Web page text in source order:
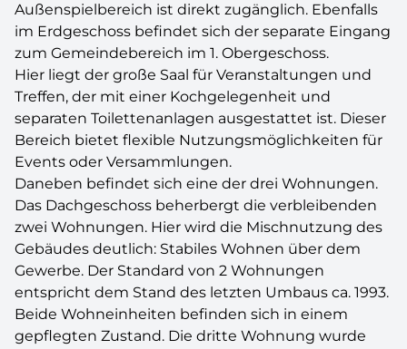
Außenspielbereich ist direkt zugänglich. Ebenfalls
im Erdgeschoss befindet sich der separate Eingang
zum Gemeindebereich im 1. Obergeschoss.
Hier liegt der große Saal für Veranstaltungen und
Treffen, der mit einer Kochgelegenheit und
separaten Toilettenanlagen ausgestattet ist. Dieser
Bereich bietet flexible Nutzungsmöglichkeiten für
Events oder Versammlungen.
Daneben befindet sich eine der drei Wohnungen.
Das Dachgeschoss beherbergt die verbleibenden
zwei Wohnungen. Hier wird die Mischnutzung des
Gebäudes deutlich: Stabiles Wohnen über dem
Gewerbe. Der Standard von 2 Wohnungen
entspricht dem Stand des letzten Umbaus ca. 1993.
Beide Wohneinheiten befinden sich in einem
gepflegten Zustand. Die dritte Wohnung wurde